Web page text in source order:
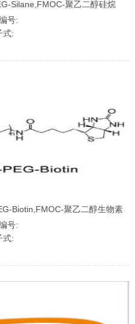
Silane,FMOC-聚乙二醇硅烷
号:
式:
Biotin,FMOC-聚乙二醇生物素
号:
式: